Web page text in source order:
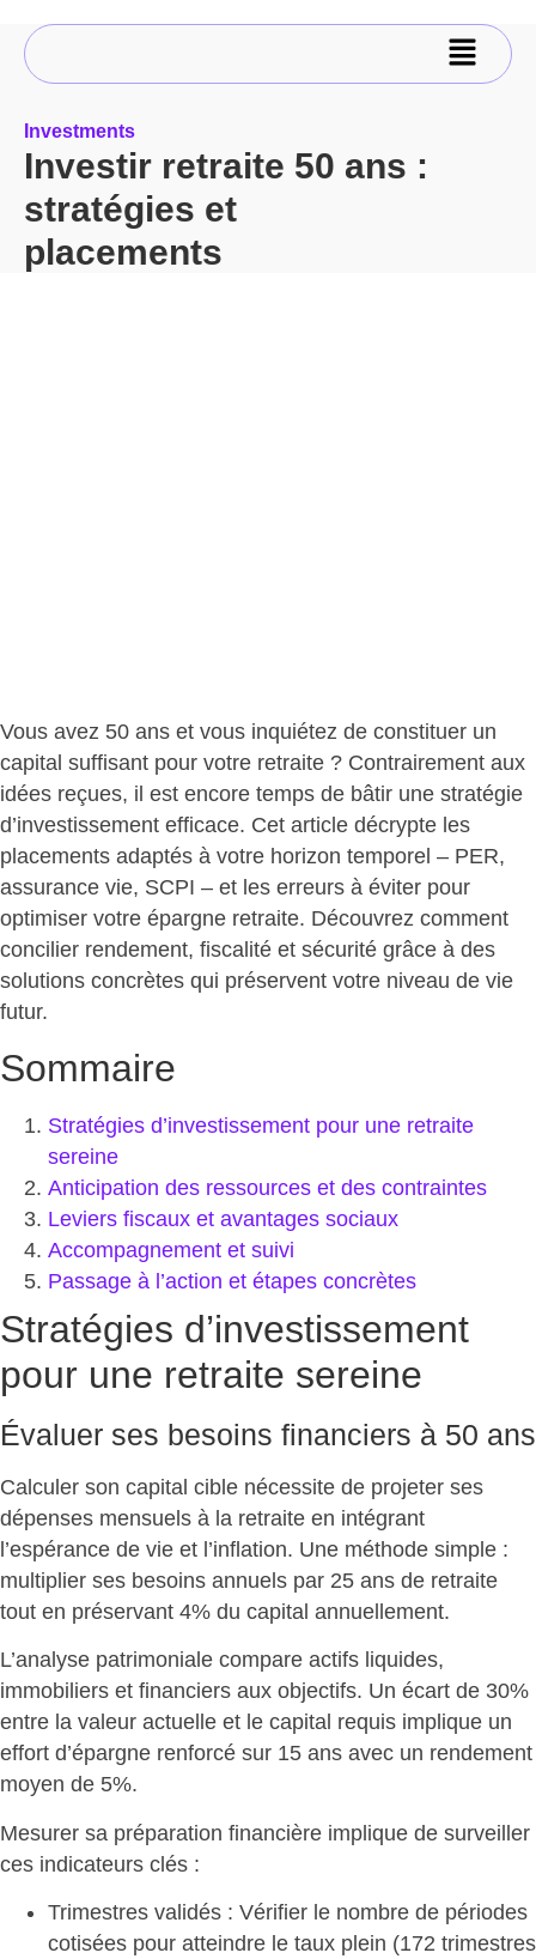
Investments
Investir retraite 50 ans :
stratégies et
placements
Vous avez 50 ans et vous inquiétez de constituer un
capital suffisant pour votre retraite ? Contrairement aux
idées reçues, il est encore temps de bâtir une stratégie
d’investissement efficace. Cet article décrypte les
placements adaptés à votre horizon temporel – PER,
assurance vie, SCPI – et les erreurs à éviter pour
optimiser votre épargne retraite. Découvrez comment
concilier rendement, fiscalité et sécurité grâce à des
solutions concrètes qui préservent votre niveau de vie
futur.
Sommaire
Stratégies d’investissement pour une retraite
sereine
Anticipation des ressources et des contraintes
Leviers fiscaux et avantages sociaux
Accompagnement et suivi
Passage à l’action et étapes concrètes
Stratégies d’investissement
pour une retraite sereine
Évaluer ses besoins financiers à 50 ans
Calculer son capital cible nécessite de projeter ses
dépenses mensuels à la retraite en intégrant
l’espérance de vie et l’inflation. Une méthode simple :
multiplier ses besoins annuels par 25 ans de retraite
tout en préservant 4% du capital annuellement.
L’analyse patrimoniale compare actifs liquides,
immobiliers et financiers aux objectifs. Un écart de 30%
entre la valeur actuelle et le capital requis implique un
effort d’épargne renforcé sur 15 ans avec un rendement
moyen de 5%.
Mesurer sa préparation financière implique de surveiller
ces indicateurs clés :
Trimestres validés : Vérifier le nombre de périodes
cotisées pour atteindre le taux plein (172 trimestres